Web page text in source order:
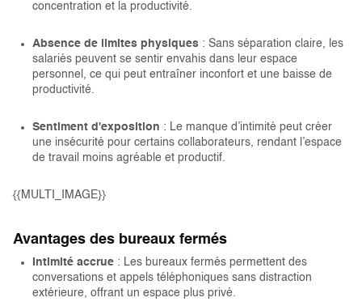
concentration et la productivité.
Absence de limites physiques : Sans séparation claire, les
salariés peuvent se sentir envahis dans leur espace
personnel, ce qui peut entraîner inconfort et une baisse de
productivité.
Sentiment d'exposition : Le manque d’intimité peut créer
une insécurité pour certains collaborateurs, rendant l’espace
de travail moins agréable et productif.
{{MULTI_IMAGE}}
Avantages des bureaux fermés
Intimité accrue : Les bureaux fermés permettent des
conversations et appels téléphoniques sans distraction
extérieure, offrant un espace plus privé.